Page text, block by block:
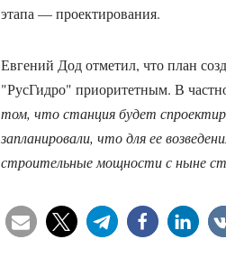
этапа — проектирования.
Евгений Дод отметил, что план
"РусГидро" приоритетным. В
том, что станция будет
запланировали, что для ее
строительные мощности с ныне